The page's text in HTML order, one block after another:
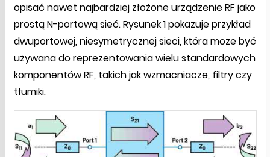
opisać nawet najbardziej złożone urządzenie RF jako
prostą N-portową sieć. Rysunek 1 pokazuje przykład
dwuportowej, niesymetrycznej sieci, która może być
używana do reprezentowania wielu standardowych
komponentów RF, takich jak wzmacniacze, filtry czy
tłumiki.